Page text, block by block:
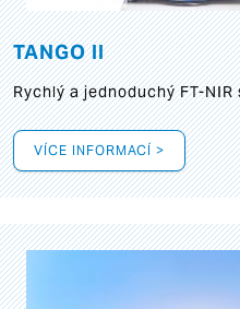
TANGO II
Rychlý a jednoduchý FT-
VÍCE INFORMACÍ >